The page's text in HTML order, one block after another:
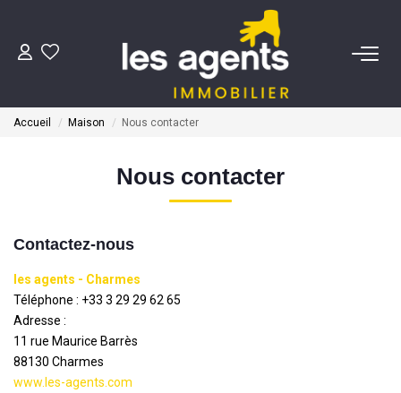
ACHETER
BIENS VENDUS
ESTIMATION
Accueil Maison Nous contacter
Nous contacter
Contactez-nous
les agents - Charmes
Téléphone : +33 3 29 29 62 65
Adresse :
11 rue Maurice Barrès
88130 Charmes
www.les-agents.com